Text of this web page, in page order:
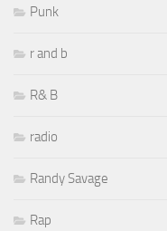
Punk
r and b
R& B
radio
Randy Savage
Rap